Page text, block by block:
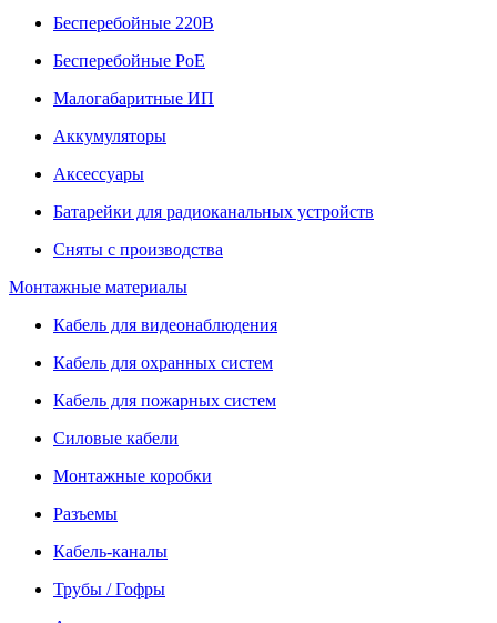
Бесперебойные 220В
Бесперебойные PoE
Малогабаритные ИП
Аккумуляторы
Аксессуары
Батарейки для радиоканальных устройств
Сняты с производства
Монтажные материалы
Кабель для видеонаблюдения
Кабель для охранных систем
Кабель для пожарных систем
Силовые кабели
Монтажные коробки
Разъемы
Кабель-каналы
Трубы / Гофры